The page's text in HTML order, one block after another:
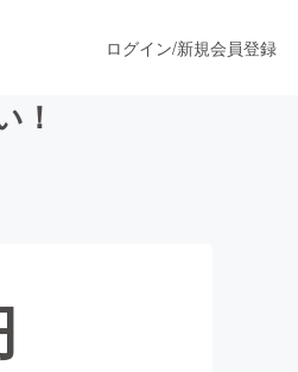
ログイン/新規会員登録
！